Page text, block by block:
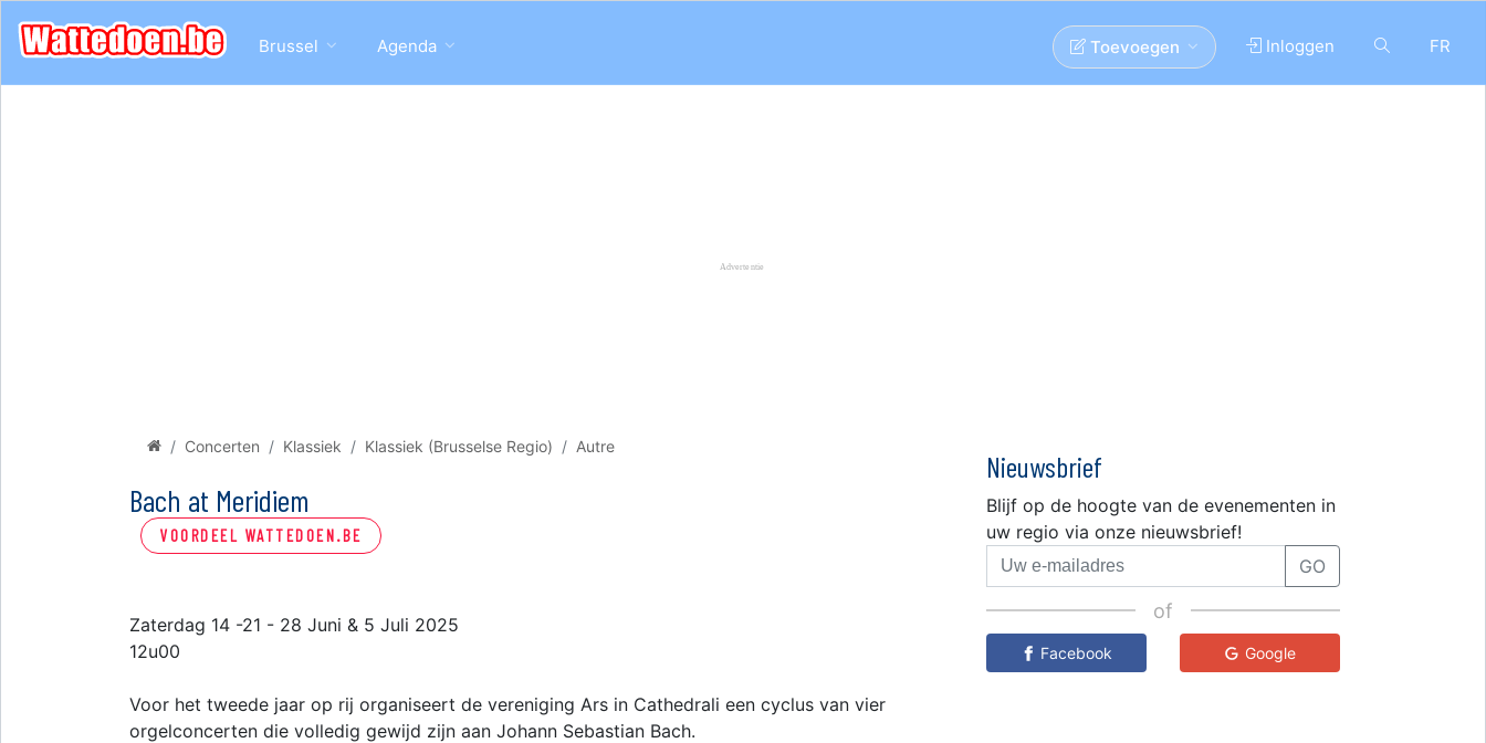
Brussel Agenda FR
Inloggen
Toevoegen
Concerten Klassiek Klassiek (Brusselse Regio) Autre
Bach at Meridiem
VOORDEEL WATTEDOEN.BE
Zaterdag 14 -21 - 28 Juni & 5 Juli 2025
12u00
Voor het tweede jaar op rij organiseert de vereniging Ars in Cathedrali een cyclus van vier
orgelconcerten die volledig gewijd zijn aan Johann Sebastian Bach.
Nieuwsbrief
Blijf op de hoogte van de evenementen in
uw regio via onze nieuwsbrief!
GO
of
Facebook Google